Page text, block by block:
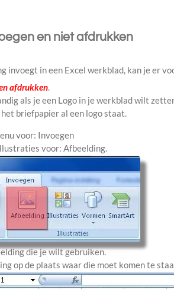
en niet afdrukken
invoegt in een Excel werkblad, kan je er
afdrukken
als je een Logo in je werkblad wilt
briefpapier al een logo staat.
voor: Invoegen
voor: Afbeelding.
die je wilt gebruiken.
op de plaats waar die moet komen te